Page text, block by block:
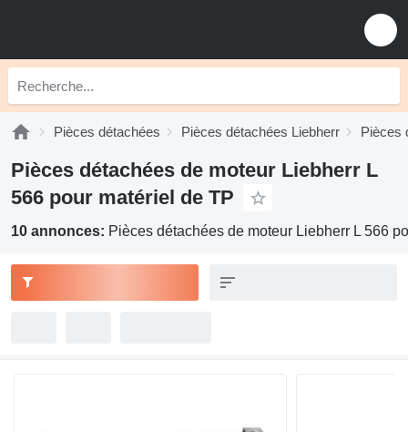
Pièces détachées Pièces détachées Liebherr Pièces
Pièces détachées de moteur Liebherr L
566 pour matériel de TP
10 annonces: Pièces détachées de moteur Liebherr L 566